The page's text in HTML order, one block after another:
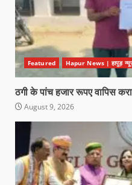
Featured Hapur News | हापुड़
ठगी के पांच हजार रूपए वापिस
August 9, 2026